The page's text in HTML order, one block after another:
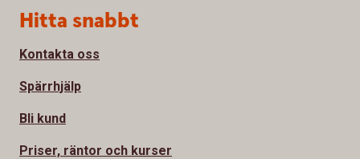
Sidfot
Hitta snabbt
Kontakta oss
Spärrhjälp
Bli kund
Priser, räntor och kurser